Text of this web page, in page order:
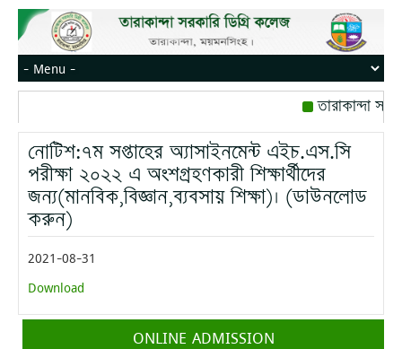
তারাকান্দা
রোজ বৃহস্পতিবার।
মোবাইল নম্বর:
নোটিশ:৭ম সপ্তাহের অ্যাসাইনমেন্ট এইচ.এস.সি
পরীক্ষা ২০২২ এ অংশগ্রহণকারী শিক্ষার্থীদের
জন্য(মানবিক,বিজ্ঞান,ব্যবসায় শিক্ষা)। (ডাউনলোড
করুন)
2021-08-31
Download
ONLINE ADMISSION